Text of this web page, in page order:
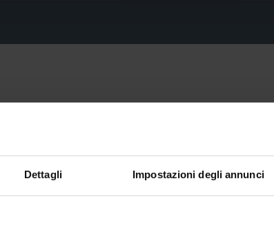
Dettagli Impostazioni degli annunci
exclusively for students already enrolled in this
interested in enrolling, you can find information about